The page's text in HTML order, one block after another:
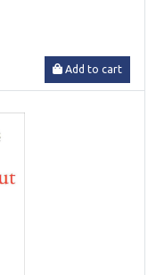
Add to cart